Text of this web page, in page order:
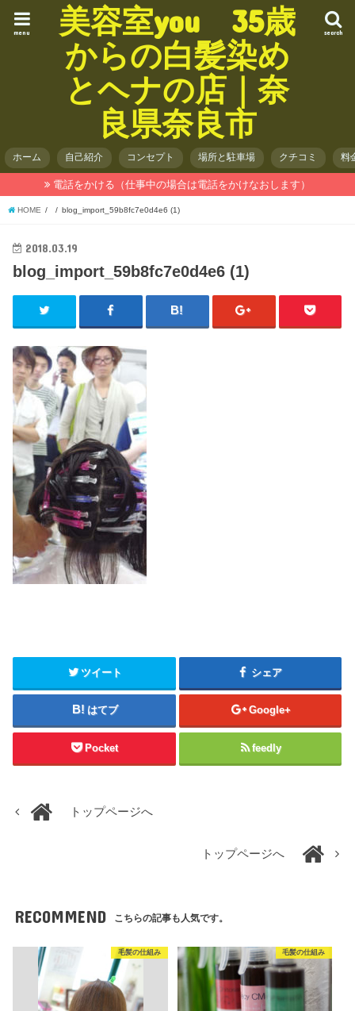
美容室you 35歳
からの白髪染め
とヘナの店｜奈
良県奈良市
search
menu
ホーム 自己紹介 コンセプト 場所と駐車場 クチコミ 料
電話をかける（仕事中の場合は電話をかけなおします）
HOME blog_import_59b8fc7e0d4e6 (1)
2018.03.19
blog_import_59b8fc7e0d4e6 (1)
ツイート シェア
はてブ Google+
Pocket feedly
トップページへ
トップページへ
RECOMMEND こちらの記事も人気です。
毛髪の仕組み 毛髪の仕組み